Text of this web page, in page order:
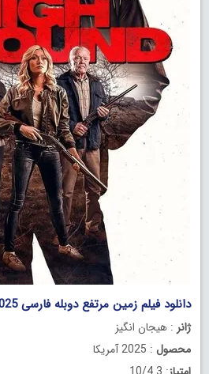
دانلود فیلم زمین مرتفع دوبله فارسی High Ground 2025
ژانر : هیجان انگیز
محصول : 2025 آمریکا